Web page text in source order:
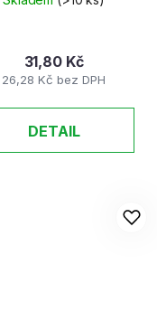
26,28 Kč bez DPH
31,80 Kč
DETAIL